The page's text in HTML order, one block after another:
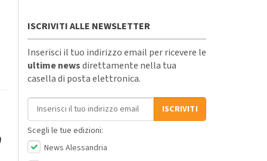
ISCRIVITI ALLE NEWSLETTER
Inserisci il tuo indirizzo email per ricevere le
ultime newsdirettamente nella tua
casella di posta elettronica.
Indirizzo email
ISCRIVITI
Scegli le tue edizioni:
News Alessandria